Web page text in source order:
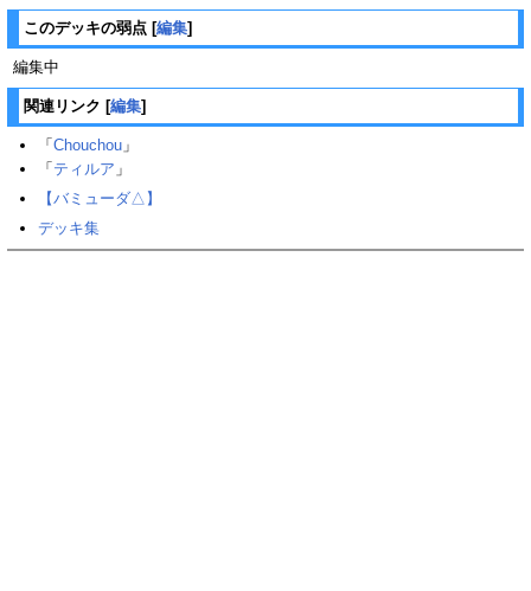
このデッキの弱点 [編集]
編集中
関連リンク [編集]
「 Chouchou 」
「 ティルア 」
【バミューダ△】
デッキ集